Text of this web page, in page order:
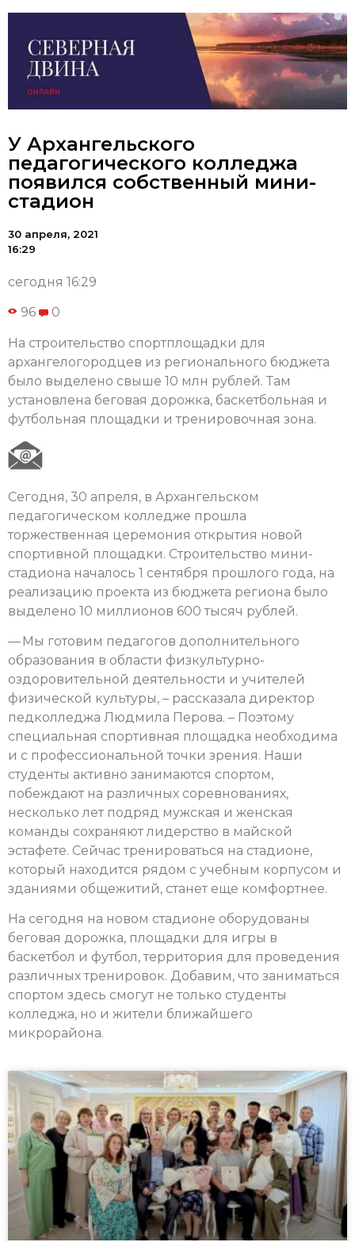
У Архангельского
педагогического колледжа
появился собственный мини-
стадион
30 апреля, 2021
16:29
сегодня 16:29
96 0
На строительство спортплощадки для
архангелогородцев из регионального бюджета
было выделено свыше 10 млн рублей. Там
установлена беговая дорожка, баскетбольная и
футбольная площадки и тренировочная зона.
Сегодня, 30 апреля, в Архангельском
педагогическом колледже прошла
торжественная церемония открытия новой
спортивной площадки. Строительство мини-
стадиона началось 1 сентября прошлого года, на
реализацию проекта из бюджета региона было
выделено 10 миллионов 600 тысяч рублей.
— Мы готовим педагогов дополнительного
образования в области физкультурно-
оздоровительной деятельности и учителей
физической культуры, – рассказала директор
педколледжа Людмила Перова. – Поэтому
специальная спортивная площадка необходима
и с профессиональной точки зрения. Наши
студенты активно занимаются спортом,
побеждают на различных соревнованиях,
несколько лет подряд мужская и женская
команды сохраняют лидерство в майской
эстафете. Сейчас тренироваться на стадионе,
который находится рядом с учебным корпусом и
зданиями общежитий, станет еще комфортнее.
На сегодня на новом стадионе оборудованы
беговая дорожка, площадки для игры в
баскетбол и футбол, территория для проведения
различных тренировок. Добавим, что заниматься
спортом здесь смогут не только студенты
колледжа, но и жители ближайшего
микрорайона.